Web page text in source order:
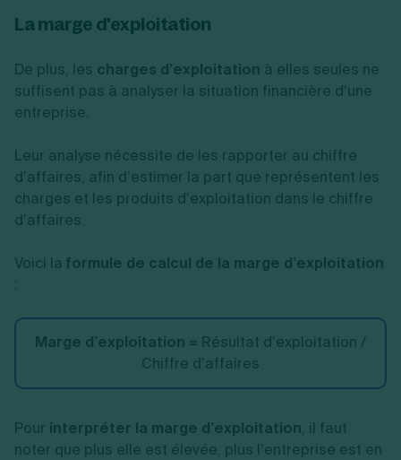
La marge d'exploitation
De plus, les charges d’exploitation à elles seules ne
suffisent pas à analyser la situation financière d’une
entreprise.
Leur analyse nécessite de les rapporter au chiffre
d’affaires, afin d’estimer la part que représentent les
charges et les produits d’exploitation dans le chiffre
d’affaires.
Voici la formule de calcul de la marge d’exploitation
:
Marge d’exploitation = Résultat d’exploitation /
Chiffre d’affaires
Pour interpréter la marge d’exploitation, il faut
noter que plus elle est élevée, plus l’entreprise est en